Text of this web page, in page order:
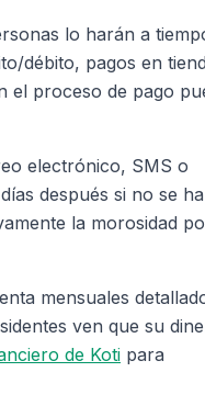
lo harán a
débito, pagos en
el proceso de pago
electrónico, SMS o
después si no se ha
la morosidad
mensuales
ven que su
de Koti para